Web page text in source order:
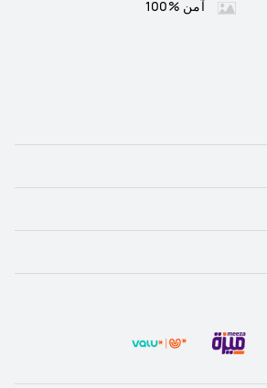
آمن %100